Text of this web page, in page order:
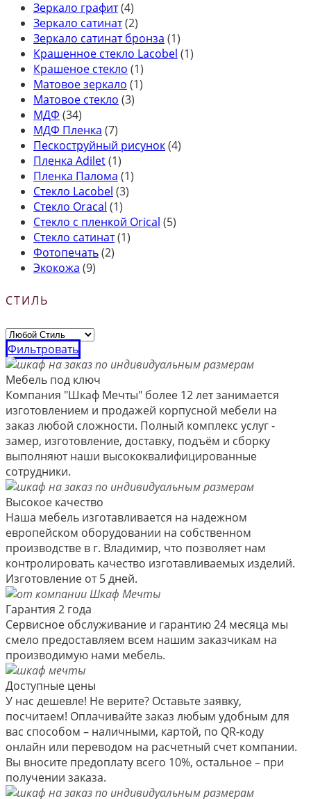
Зеркало графит(4)
Зеркало сатинат(2)
Зеркало сатинат бронза (1)
Крашенное стекло Lacobel (1)
Крашеное стекло (1)
Матовое зеркало (1)
Матовое стекло (3)
МДФ (34)
МДФ Пленка (7)
Пескоструйный рисунок(4)
Пленка Adilet(1)
Пленка Палома (1)
Стекло Lacobel (3)
Стекло Oracal (1)
Стекло с пленкой Orical (5)
Стекло сатинат(1)
Фотопечать(2)
Экокожа (9)
СТИЛЬ
Фильтровать
Мебель под ключ
Компания "Шкаф Мечты" более 12 лет занимается
изготовлением и продажей корпусной мебели на
заказ любой сложности. Полный комплекс услуг -
замер, изготовление, доставку, подъём и сборку
выполняют наши высококвалифицированные
сотрудники.
Высокое качество
Наша мебель изготавливается на надежном
европейском оборудовании на собственном
производстве в г. Владимир, что позволяет нам
контролировать качество изготавливаемых изделий.
Изготовление от 5 дней.
Гарантия 2 года
Сервисное обслуживание и гарантию 24 месяца мы
смело предоставляем всем нашим заказчикам на
производимую нами мебель.
Доступные цены
У нас дешевле! Не верите? Оставьте заявку,
посчитаем! Оплачивайте заказ любым удобным для
вас способом – наличными, картой, по QR-коду
онлайн или переводом на расчетный счет компании.
Вы вносите предоплату всего 10%, остальное – при
получении заказа.